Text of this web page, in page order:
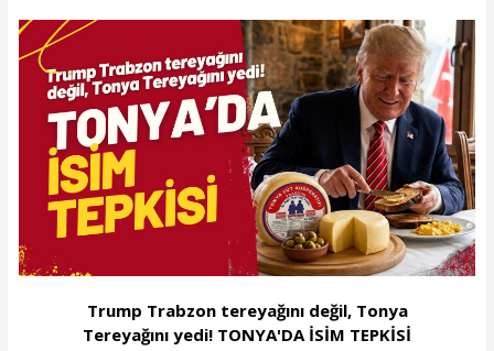
Trump Trabzon tereyağını değil, Tonya
Tereyağını yedi! TONYA'DA İSİM TEPKİSİ